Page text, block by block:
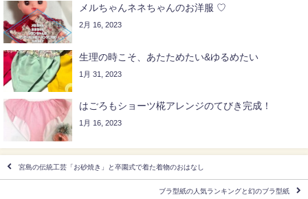
メルちゃんネネちゃんのお洋服 ♡
2月 16, 2023
生理の時こそ、あたためたい&ゆるめたい
1月 31, 2023
はごろもショーツ椛アレンジのてびき完成！
1月 16, 2023
宮島の伝統工芸「お砂焼き」と卒園式で着た着物のおはなし
ブラ型紙の人気ランキングと幻のブラ型紙